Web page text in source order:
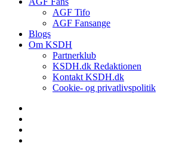
AGF Tifo
AGF Fansange
Blogs
Om KSDH
Partnerklub
KSDH.dk Redaktionen
Kontakt KSDH.dk
Cookie- og privatlivspolitik